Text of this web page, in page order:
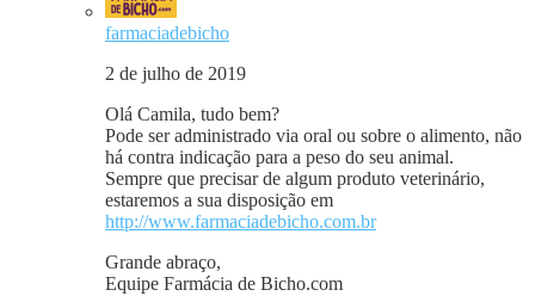
farmaciadebicho
2 de julho de 2019
Olá Camila, tudo bem?
Pode ser administrado via oral ou sobre o alimento, não
há contra indicação para a peso do seu animal.
Sempre que precisar de algum produto veterinário,
estaremos a sua disposição em
http://www.farmaciadebicho.com.br
Grande abraço,
Equipe Farmácia de Bicho.com